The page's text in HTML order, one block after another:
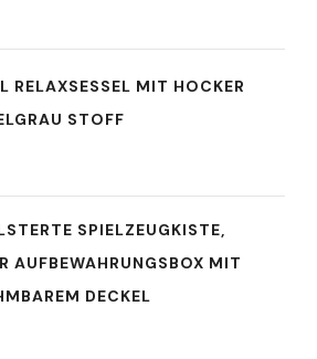
RELAXSESSEL MIT HOCKER
STOFF
SPIELZEUGKISTE,
AUFBEWAHRUNGSBOX MIT
DECKEL